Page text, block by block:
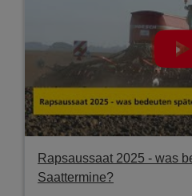
Rapsaussaat 2025 - was
Saattermine?